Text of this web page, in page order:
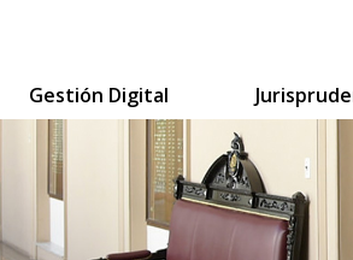
Gestión Digital